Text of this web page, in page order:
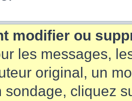
modifier ou
les messages,
original, un
sondage, cliquez